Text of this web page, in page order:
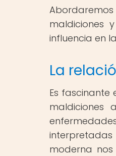
maldiciones
influencia en
La
Es
maldiciones
moderna